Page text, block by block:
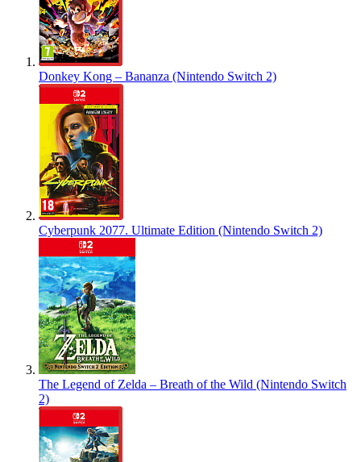
Donkey Kong – Bananza (Nintendo Switch 2)
Cyberpunk 2077. Ultimate Edition (Nintendo Switch 2)
The Legend of Zelda – Breath of the Wild (Nintendo Switch
2)